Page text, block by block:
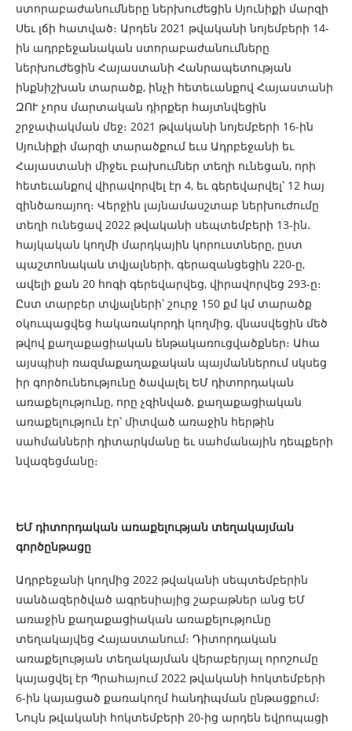
ստորաբաժանումները ներխուժեցին Սյունիքի մարզի
Սեւ լճի հատված։ Արդեն 2021 թվականի նոյեմբերի 14-
ին ադրբեջանական ստորաբաժանումները
ներխուժեցին Հայաստանի Հանրապետության
ինքնիշխան տարածք, ինչի հետեւանքով Հայաստանի
ԶՈՒ չորս մարտական դիրքեր հայտնվեցին
շրջափակման մեջ։ 2021 թվականի նոյեմբերի 16-ին
Սյունիքի մարզի տարածքում եւս Ադրբեջանի եւ
Հայաստանի միջեւ բախումներ տեղի ունեցան, որի
հետեւանքով վիրավորվել էր 4, եւ գերեվարվել՝ 12 հայ
զինծառայող։ Վերջին լայնամասշտաբ ներխուժումը
տեղի ունեցավ 2022 թվականի սեպտեմբերի 13-ին․
հայկական կողմի մարդկային կորուստները, ըստ
պաշտոնական տվյալների, գերազանցեցին 220-ը,
ավելի քան 20 հոգի գերեվարվեց, վիրավորվեց 293-ը։
Ըստ տարբեր տվյալների՝ շուրջ 150 քմ կմ տարածք
օկուպացվեց հակառակորդի կողմից, վնասվեցին մեծ
թվով քաղաքացիական ենթակառուցվածքներ։ Ահա
այսպիսի ռազմաքաղաքական պայմաններում սկսեց
իր գործունեությունը ծավալել ԵՄ դիտորդական
առաքելությունը, որը չզինված, քաղաքացիական
առաքելություն էր՝ միտված առաջին հերթին
սահմանների դիտարկմանը եւ սահմանային դեպքերի
նվազեցմանը։
ԵՄ դիտորդական առաքելության տեղակայման
գործընթացը
Ադրբեջանի կողմից 2022 թվականի սեպտեմբերին
սանձազերծված ագրեսիայից շաբաթներ անց ԵՄ
առաջին քաղաքացիական առաքելությունը
տեղակայվեց Հայաստանում։ Դիտորդական
առաքելության տեղակայման վերաբերյալ որոշումը
կայացվել էր Պրահայում 2022 թվականի հոկտեմբերի
6-ին կայացած քառակողմ հանդիպման ընթացքում։
Նույն թվականի հոկտեմբերի 20-ից արդեն եվրոպացի